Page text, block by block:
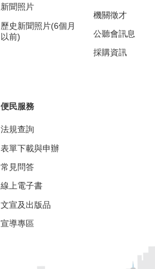
新聞照片
歷史新聞照片(6個月
以前)
機關徵才
公聽會訊息
採購資訊
便民服務
法規查詢
表單下載與申辦
常見問答
線上電子書
文宣及出版品
宣導專區